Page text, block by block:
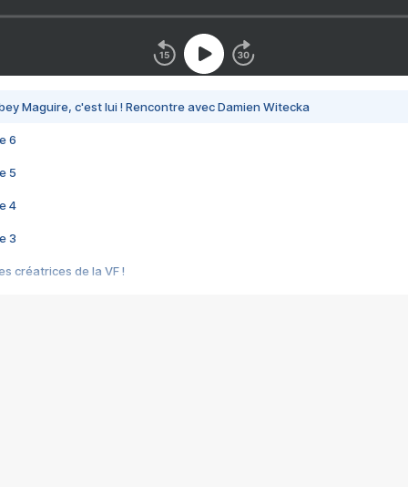
Maguire, c'est lui ! Rencontre avec Damien Witecka
6
5
4
3
créatrices de la VF !